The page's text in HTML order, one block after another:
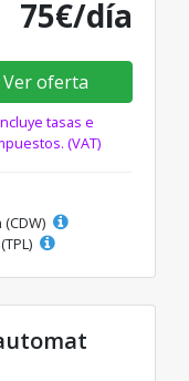
75€/día
Ver oferta
tasas e
(VAT)